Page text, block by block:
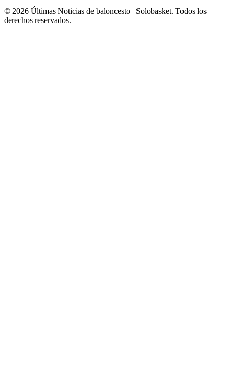
© 2026 Últimas Noticias de baloncesto | Solobasket. Todos los
derechos reservados.